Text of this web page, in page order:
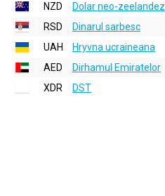
NZD
Dolar neo-zeelandez
RSD
Dinarul sarbesc
UAH
Hryvna ucraineana
AED
Dirhamul Emiratelor
XDR
DST